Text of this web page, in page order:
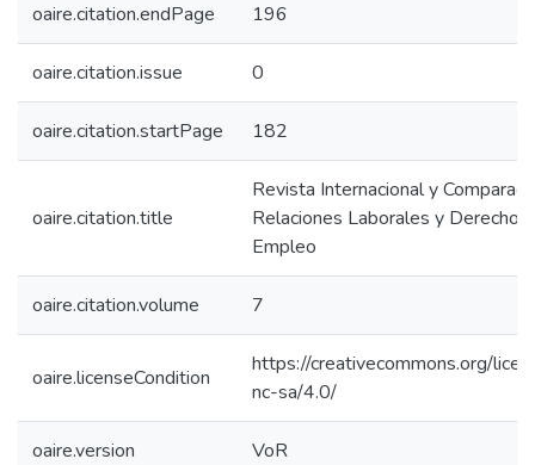
oaire.citation.endPage 196
oaire.citation.issue 0
oaire.citation.startPage 182
oaire.citation.title
Revista Internacional y
Relaciones Laborales y Derecho
Empleo
oaire.citation.volume 7
oaire.licenseCondition
https://creativecommons.org/
nc-sa/4.0/
oaire.version VoR